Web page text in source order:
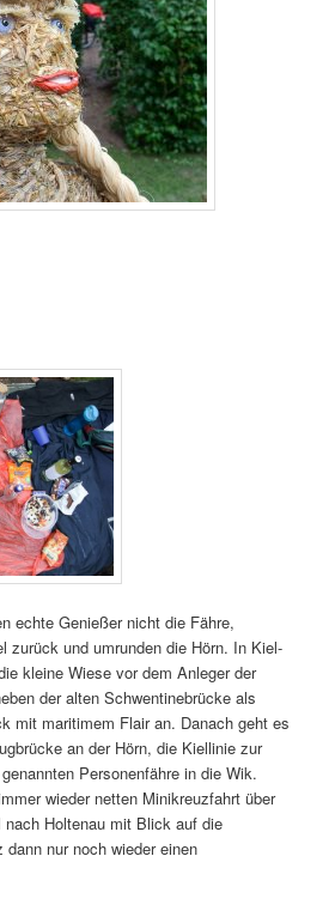
echte Genießer nicht die Fähre,
zurück und umrunden die Hörn. In Kiel-
kleine Wiese vor dem Anleger der
der alten Schwentinebrücke als
mit maritimem Flair an. Danach geht es
an der Hörn, die Kiellinie zur
Personenfähre in die Wik.
wieder netten Minikreuzfahrt über
nach Holtenau mit Blick auf die
nur noch wieder einen